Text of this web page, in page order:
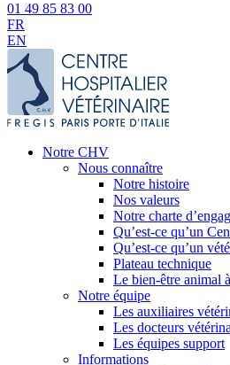
01 49 85 83 00
FR
EN
Notre CHV
Nous connaître
Notre histoire
Nos valeurs
Notre charte
Qu’est-ce qu’un
Qu’est-ce qu’un
Plateau technique
Le bien-être animal
Notre équipe
Les auxiliaires
Les docteurs
Les équipes support
Informations